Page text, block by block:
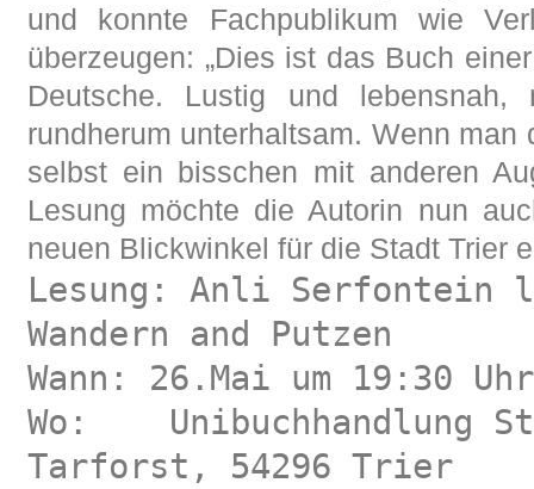
und konnte Fachpublikum wie
überzeugen: „Dies ist das Buch
Deutsche. Lustig und
rundherum unterhaltsam. Wenn
selbst ein bisschen mit anderen
Lesung möchte die Autorin nun
neuen Blickwinkel für die Stadt Trier
Lesung: Anli Serfontein
Wandern and Putzen
Wann: 26.Mai um 19:30 Uhr
Wo:
Unibuchhandlung
Tarforst, 54296 Trier